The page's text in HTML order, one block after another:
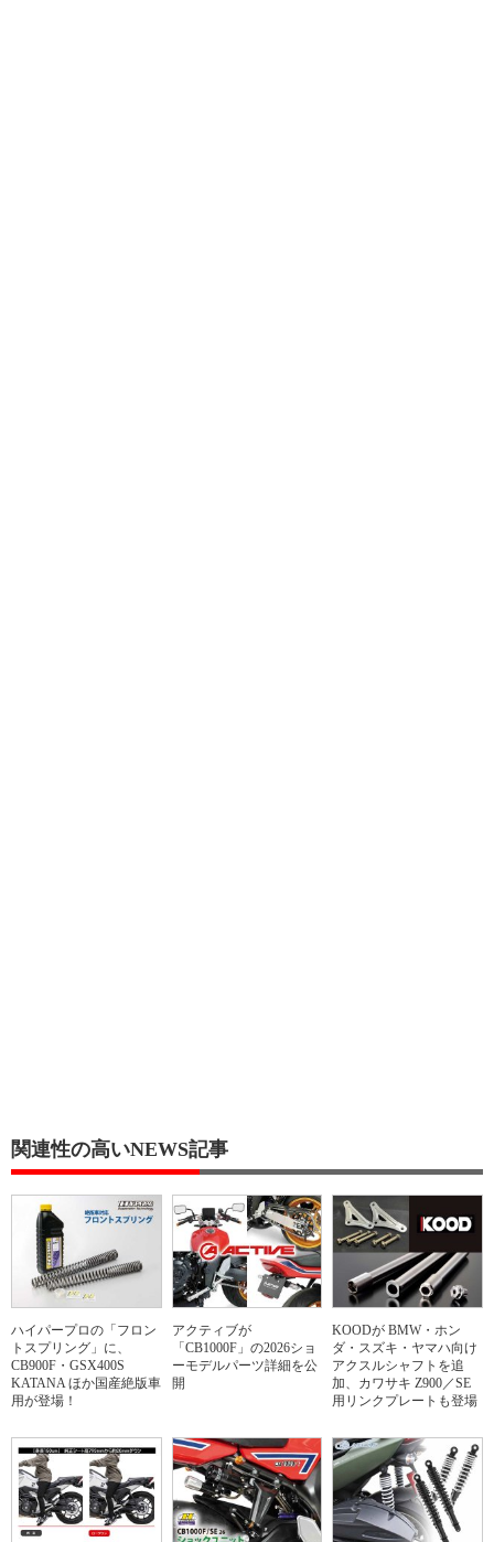
関連性の高いNEWS記事
ハイパープロの「フロン
トスプリング」に、
CB900F・GSX400S
KATANA ほか国産絶版車
用が登場！
アクティブが
「CB1000F」の2026ショ
ーモデルパーツ詳細を公
開
KOODが BMW・ホン
ダ・スズキ・ヤマハ向け
アクスルシャフトを追
加、カワサキ Z900／SE
用リンクプレートも登場